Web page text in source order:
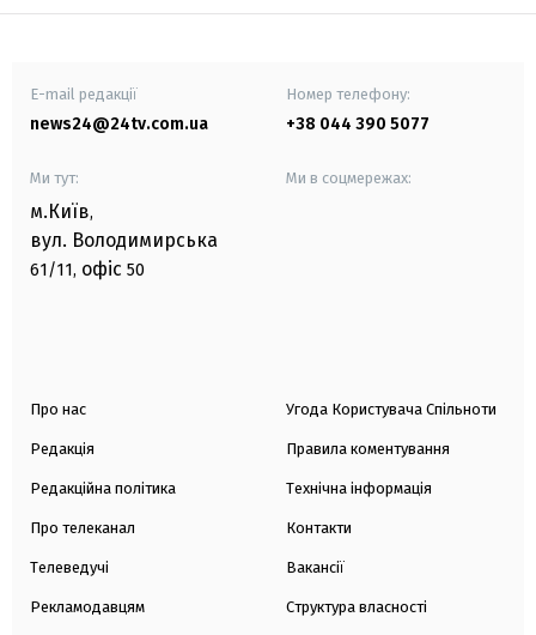
E-mail редакції
news24@24tv.com.ua
Номер телефону:
+38 044 390 5077
Ми тут:
м.Київ,
вул. Володимирська
61/11, офіс 50
Ми в соцмережах:
Про нас
Редакція
Редакційна політика
Про телеканал
Телеведучі
Рекламодавцям
Угода Користувача Спільноти
Правила коментування
Технічна інформація
Контакти
Вакансії
Структура власності